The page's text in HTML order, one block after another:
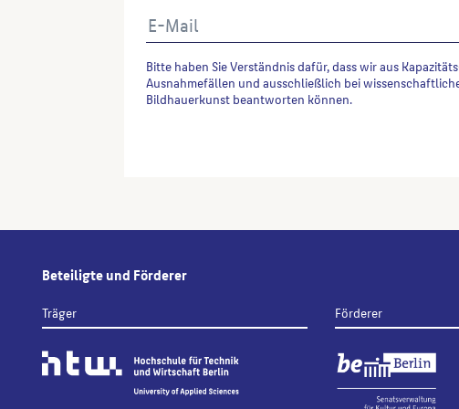
Bitte haben Sie Verständnis dafür, dass wir aus
Ausnahmefällen und ausschließlich bei
Bildhauerkunst beantworten können.
Beteiligte und Förderer
Träger Förderer